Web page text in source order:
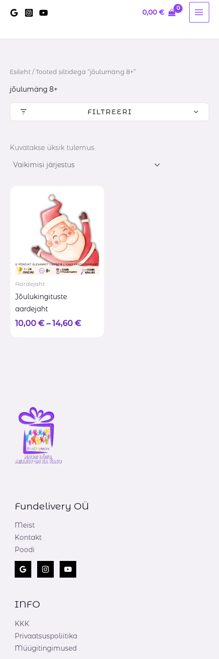
0,00€
Esileht / Tooted siltidega “jõulumäng 8+”
jõulumäng 8+
FILTREERI
Kuvatakse üksik tulemus
Aardejaht
Jõulukingituste
aardejaht
10,00 € – 14,60 €
kuni
14,60 €
Fundelivery OÜ
Meist
Kontakt
Poodi
INFO
KKK
Privaatsuspoliitika
Müügitingimused